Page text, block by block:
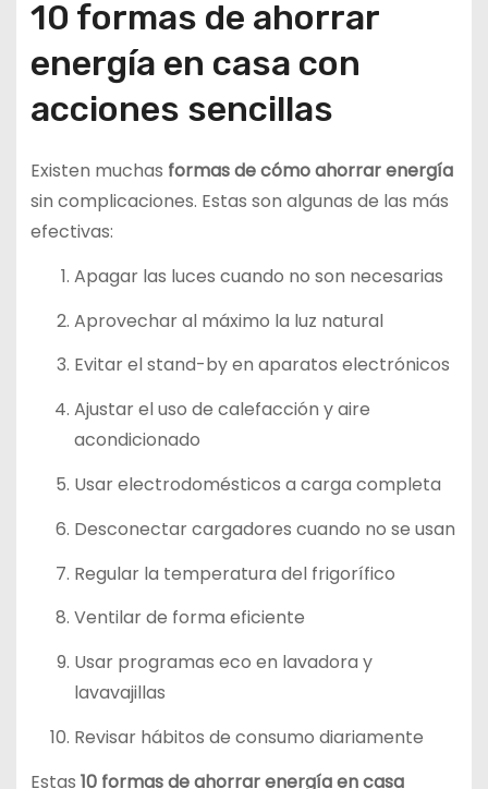
10 formas de ahorrar
energía en casa con
acciones sencillas
Existen muchas formas de cómo ahorrar energía
sin complicaciones. Estas son algunas de las más
efectivas:
Apagar las luces cuando no son necesarias
Aprovechar al máximo la luz natural
Evitar el stand-by en aparatos electrónicos
Ajustar el uso de calefacción y aire
acondicionado
Usar electrodomésticos a carga completa
Desconectar cargadores cuando no se usan
Regular la temperatura del frigorífico
Ventilar de forma eficiente
Usar programas eco en lavadora y
lavavajillas
Revisar hábitos de consumo diariamente
Estas 10 formas de ahorrar energía en casa